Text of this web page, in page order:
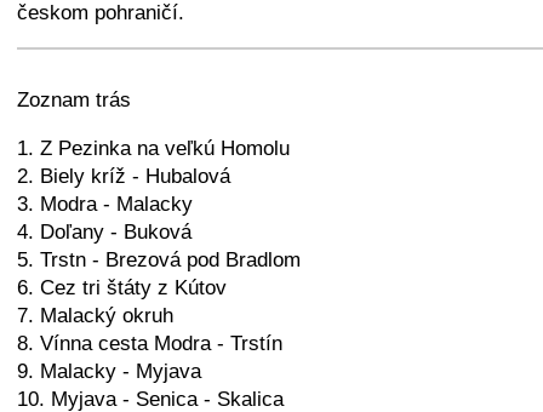
českom pohraničí.
+ −
Zoznam trás
1. Z Pezinka na veľkú Homolu
2. Biely kríž - Hubalová
3. Modra - Malacky
4. Doľany - Buková
5. Trstn - Brezová pod Bradlom
6. Cez tri štáty z Kútov
7. Malacký okruh
8. Vínna cesta Modra - Trstín
9. Malacky - Myjava
10. Myjava - Senica - Skalica